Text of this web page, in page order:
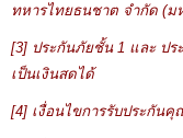
ทหารไทยธนชาต จำกัด (
[3] ประกันภัยชั้น 1 และ ปร
เป็นเงินสดได้
[4] เงื่อนไขการรับประกัน